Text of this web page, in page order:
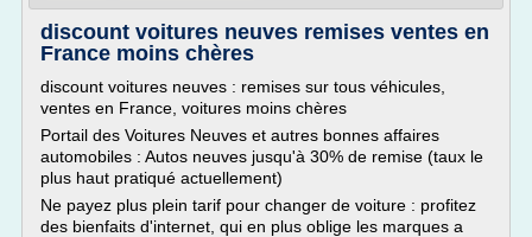
discount voitures neuves remises ventes en
France moins chères
discount voitures neuves : remises sur tous véhicules,
ventes en France, voitures moins chères
Portail des Voitures Neuves et autres bonnes affaires
automobiles : Autos neuves jusqu'à 30% de remise (taux le
plus haut pratiqué actuellement)
Ne payez plus plein tarif pour changer de voiture : profitez
des bienfaits d'internet, qui en plus oblige les marques a